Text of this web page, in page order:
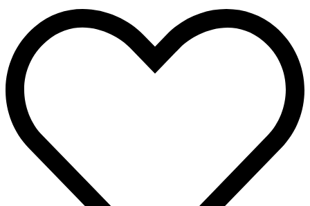
Омск
Павлодар
Ростов
Ростов-на-Дону
Узбекистан
Ульяновск
Ярославль